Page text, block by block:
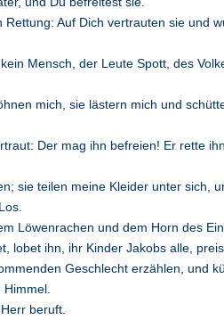
Auf Dich vertrauten sie und
Mensch, der Leute Spott, des
mich, sie lästern mich und
Der mag ihn befreien! Er rette
sie teilen meine Kleider unter sich,
Löwenrachen und dem Horn des
lobet ihn, ihr Kinder Jakobs alle,
Geschlecht erzählen, und
beruft.